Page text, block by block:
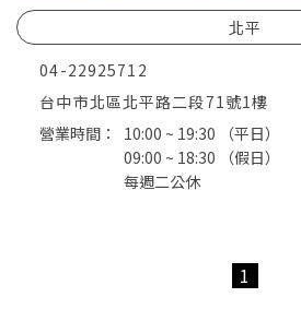
北平
04-22925712
台中市北區北平路二段71號1樓
營業時間：
10:00 ~ 19:30
（平日）
09:00 ~ 18:30
（假日）
每週二公休
1